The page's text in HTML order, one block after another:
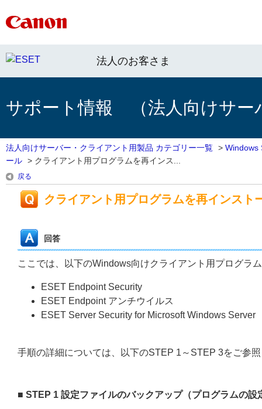
法人のお客さま
サポート情報 （法人向けサー
法人向けサーバー・クライアント用製品 カテゴリー一覧 > Windows
ール > クライアント用プログラムを再インス...
戻る
クライアント用プログラムを再インスト
回答
ここでは、以下のWindows向けクライアント用プログラ
ESET Endpoint Security
ESET Endpoint アンチウイルス
ESET Server Security for Microsoft Windows Server
手順の詳細については、以下のSTEP 1～STEP 3をご参
■ STEP 1 設定ファイルのバックアップ（プログラムの設